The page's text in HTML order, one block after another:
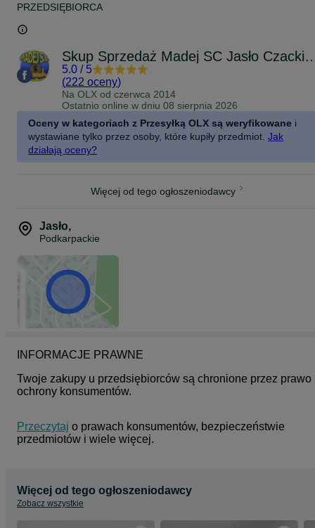
Czynne: PN-PT: 9-17, SB: 9-13
PRZEDSIĘBIORCA
Skup Sprzedaż Madej
5.0 / 5
(222 oceny)
Na OLX od czerwca 2014
Ostatnio online w dniu 08 sierpnia 2026
Oceny w kategoriach z Przesyłką OLX są weryfikowane i
wystawiane tylko przez osoby, które kupiły przedmiot. Jak
działają oceny?
Więcej od tego ogłoszeniodawcy
Jasło,
Podkarpackie
INFORMACJE PRAWNE
Twoje zakupy u przedsiębiorców są chronione przez prawo
ochrony konsumentów.
Przeczytaj o prawach konsumentów, bezpieczeństwie
przedmiotów i wiele więcej.
Więcej od tego ogłoszeniodawcy
Zobacz wszystkie